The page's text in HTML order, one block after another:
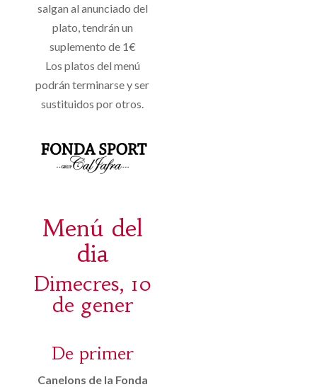
salgan al anunciado del
plato, tendrán un
suplemento de 1€
Los platos del menú
podrán terminarse y ser
sustituidos por otros.
Menú del
dia
Dimecres, 10
de gener
De primer
Canelons de la Fonda